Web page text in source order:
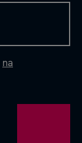
na